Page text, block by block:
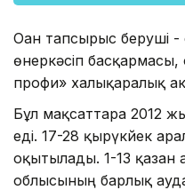
Оған тапсырыс беруші -
өнеркәсіп
профи» халықаралық
Бұл мақсаттарға 2012
еді. 17-28 қырүкйек
оқытылады. 1-13 қазан
облысының барлық